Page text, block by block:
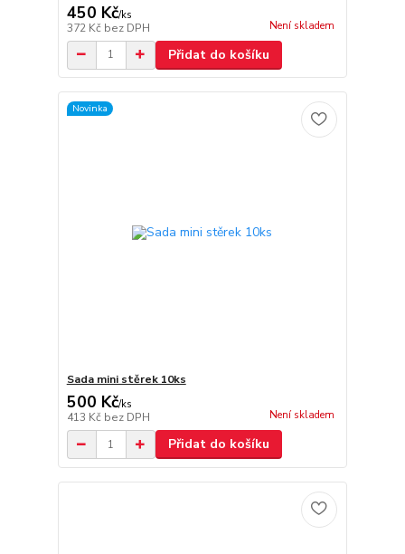
450 Kč/ks
372 Kč bez DPH Není skladem
Přidat do košíku
Novinka
Sada mini stěrek 10ks
500 Kč/ks
413 Kč bez DPH Není skladem
Přidat do košíku